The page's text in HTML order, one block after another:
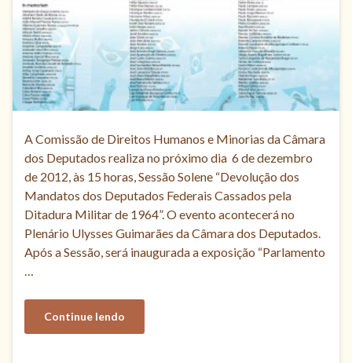
A Comissão de Direitos Humanos e Minorias da Câmara
dos Deputados realiza no próximo dia 6 de dezembro
de 2012, às 15 horas, Sessão Solene “Devolução dos
Mandatos dos Deputados Federais Cassados pela
Ditadura Militar de 1964”. O evento acontecerá no
Plenário Ulysses Guimarães da Câmara dos Deputados.
Após a Sessão, será inaugurada a exposição “Parlamento
Continue lendo